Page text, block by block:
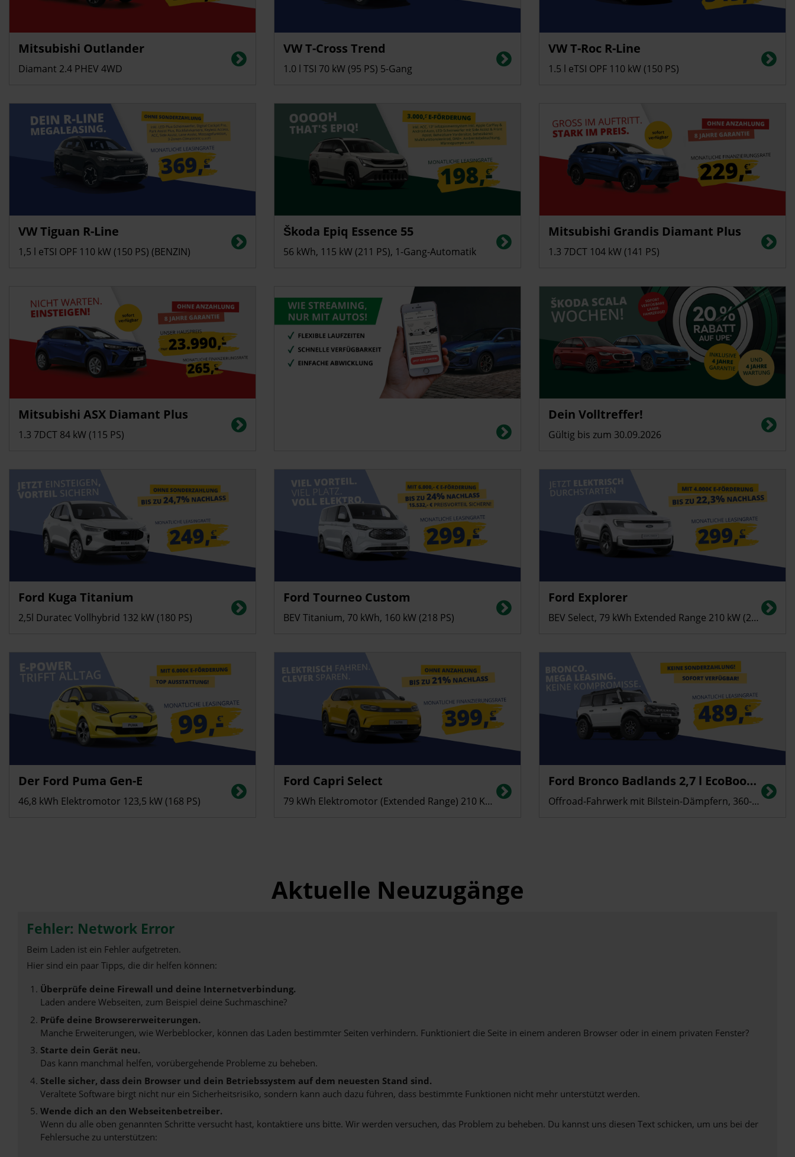
Energieverbrauch (gewichtet kombiniert) 2,7 l/100 km; Stromverbrauch 16
kWh/100 km; CO2-Emissionen (gewichtet kombiniert): 60 g/km; CO2-
Klasse: B
Mitsubishi Outlander
Diamant 2.4 PHEV 4WD
Energieverbrauch in l/100 km (kombiniert): 5,5, CO2-Emissionen
(kombiniert): 125 g/km; CO2-Klasse: D
VW T-Cross Trend
1.0 l TSI 70 kW (95 PS) 5-Gang
Energieverbrauch in l/100 km (kombiniert): 5,6, CO2-Emissionen
(kombiniert): 128 g/km; CO2-Klasse: D
VW T-Roc R-Line
1.5 l eTSI OPF 110 kW (150 PS)
Energieverbrauch in l/100 km (kombiniert): 6,2 | CO2-Emissionen
(kombiniert): 142 g/km | CO2-Klasse: E
VW Tiguan R-Line
1,5 l eTSI OPF 110 kW (150 PS) (BENZIN)
Stromverbrauch in kWh/100 km (kombiniert): 13,7; CO2-Emissionen
(kombiniert): 0 g/km, CO2-Klasse: A, Elektrische Reichweite (kombiniert):
440 km
Škoda Epiq Essence 55
56 kWh, 115 kW (211 PS), 1-Gang-Automatik
Energieverbrauch in l/100 km (kombiniert): ca. 5,9; CO2-Emissionen
(kombiniert): ca. 134 g/km; CO2-Klasse: D
Mitsubishi Grandis Diamant Plus
1.3 7DCT 104 kW (141 PS)
Energieverbrauch in l/100 km (kombiniert): 5,7; CO2-Emissionen
(kombiniert): 129 g/km; CO2-Klasse: D
Mitsubishi ASX Diamant Plus
1.3 7DCT 84 kW (115 PS)
Dein Volltreffer!
Gültig bis zum 30.09.2026
Energieverbrauch in l/100 km (kombiniert): 5,3; CO2-Emissionen
(kombiniert): 122g/km; CO2-Klasse: E
Ford Kuga Titanium
2,5l Duratec Vollhybrid 132 kW (180 PS)
Stromverbrauch (kombiniert): 24,2 kWh/100 km; CO₂-Emissionen
(kombiniert): 0 g/km; Elektrische Reichweite: bis zu 338 km; CO₂-Klasse: A
Ford Tourneo Custom
BEV Titanium, 70 kWh, 160 kW (218 PS)
Stromverbrauch in kWh/100 km (kombiniert): 14,8; CO2-Emissionen
(kombiniert): 0 g/km; CO2-Klasse: A
Ford Explorer
BEV Select, 79 kWh Extended Range 210 kW (286 PS)
Stromverbrauch in kWh/100 km (kombiniert): 13,0; CO2-Emissionen
(kombiniert): 0 g/km, CO2-Klasse: A
Der Ford Puma Gen-E
46,8 kWh Elektromotor 123,5 kW (168 PS)
Stromverbrauch in kWh/100 km (kombiniert): 13,8; CO2-Emissionen
(kombiniert): 0 g/km, CO2-Klasse: A
Ford Capri Select
79 kWh Elektromotor (Extended Range) 210 KW (286 PS)
Energieverbrauch in l/100 km (kombiniert): 12,7, CO2-Emissionen
(kombiniert): 288 g/km; CO2-Klasse: G
Ford Bronco Badlands 2,7 l EcoBoost V6, 246 kW (335 PS)
Offroad-Fahrwerk mit Bilstein-Dämpfern, 360-Grad-Kamera & Ford Co-Pilot 360 u.v.m.
Aktuelle Neuzugänge
Fehler: Network Error
Beim Laden ist ein Fehler aufgetreten.
Hier sind ein paar Tipps, die dir helfen können:
Überprüfe deine Firewall und deine Internetverbindung.
Laden andere Webseiten, zum Beispiel deine Suchmaschine?
Prüfe deine Browsererweiterungen.
Manche Erweiterungen, wie Werbeblocker, können das Laden bestimmter Seiten verhindern. Funktioniert die Seite in einem anderen Browser oder in einem privaten Fenster?
Starte dein Gerät neu.
Das kann manchmal helfen, vorübergehende Probleme zu beheben.
Stelle sicher, dass dein Browser und dein Betriebssystem auf dem neuesten Stand sind.
Veraltete Software birgt nicht nur ein Sicherheitsrisiko, sondern kann auch dazu führen, dass bestimmte Funktionen nicht mehr unterstützt werden.
Wende dich an den Webseitenbetreiber.
Wenn du alle oben genannten Schritte versucht hast, kontaktiere uns bitte. Wir werden versuchen, das Problem zu beheben. Du kannst uns diesen Text schicken, um uns bei der
Fehlersuche zu unterstützen: